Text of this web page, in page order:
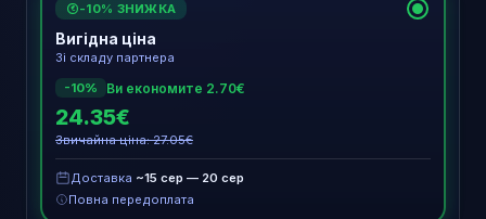
€ -10% ЗНИЖКА
Вигідна ціна
Зі складу партнера
-10%
Ви економите 2.70€
24.35€
Звичайна ціна: 27.05€
Доставка ~15 сер — 20 сер
Повна передоплата